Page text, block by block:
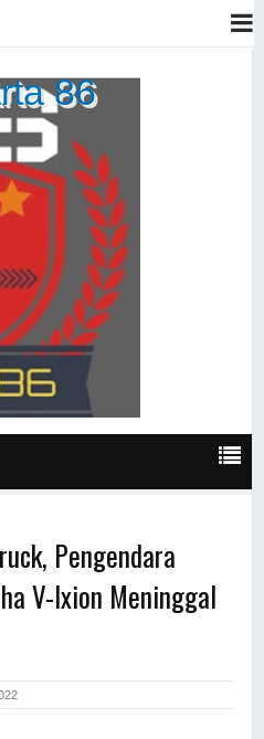
86
Pengendara
V-Ixion Meninggal